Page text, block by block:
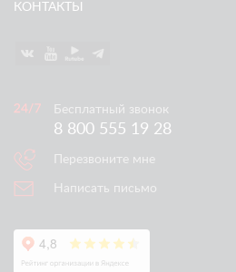
КОНТАКТЫ
Бесплатный звонок
8 800 555 19 28
Перезвоните мне
Написать письмо